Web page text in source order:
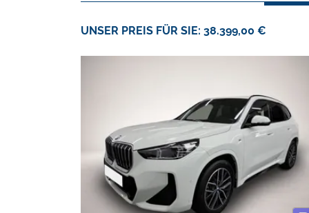
UNSER PREIS FÜR SIE: 38.399,00 €